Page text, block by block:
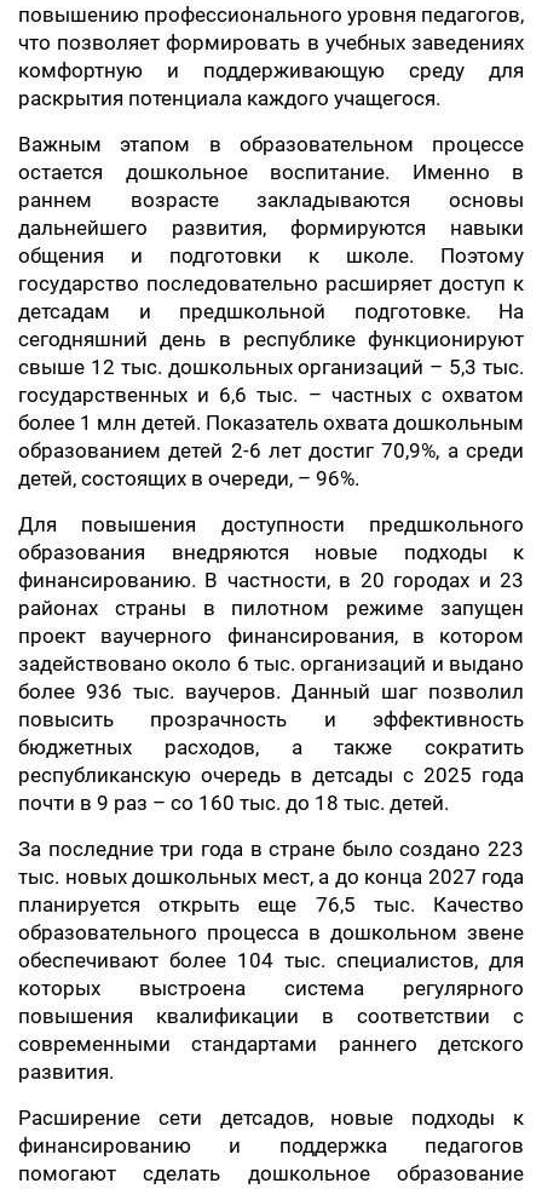
повышению профессионального уровня педагогов,
что позволяет формировать в учебных заведениях
комфортную и поддерживающую среду для
раскрытия потенциала каждого учащегося.
Важным этапом в образовательном процессе
остается дошкольное воспитание. Именно в
раннем возрасте закладываются основы
дальнейшего развития, формируются навыки
общения и подготовки к школе. Поэтому
государство последовательно расширяет доступ к
детсадам и предшкольной подготовке. На
сегодняшний день в республике функционируют
свыше 12 тыс. дошкольных организаций – 5,3 тыс.
государственных и 6,6 тыс. – частных с охватом
более 1 млн детей. Показатель охвата дошкольным
образованием детей 2-6 лет достиг 70,9%, а среди
детей, состоящих в очереди, – 96%.
Для повышения доступности предшкольного
образования внедряются новые подходы к
финансированию. В частности, в 20 городах и 23
районах страны в пилотном режиме запущен
проект ваучерного финансирования, в котором
задействовано около 6 тыс. организаций и выдано
более 936 тыс. ваучеров. Данный шаг позволил
повысить прозрачность и эффективность
бюджетных расходов, а также сократить
республиканскую очередь в детсады с 2025 года
почти в 9 раз – со 160 тыс. до 18 тыс. детей.
За последние три года в стране было создано 223
тыс. новых дошкольных мест, а до конца 2027 года
планируется открыть еще 76,5 тыс. Качество
образовательного процесса в дошкольном звене
обеспечивают более 104 тыс. специалистов, для
которых выстроена система регулярного
повышения квалификации в соответствии с
современными стандартами раннего детского
развития.
Расширение сети детсадов, новые подходы к
финансированию и поддержка педагогов
помогают сделать дошкольное образование